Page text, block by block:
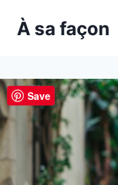
À sa façon
Save